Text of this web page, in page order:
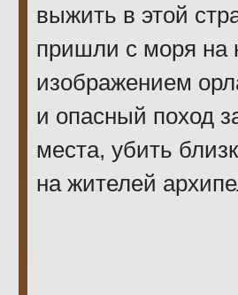
выжить в этой
пришли с моря на
изображением
и опасный поход
места, убить
на жителей